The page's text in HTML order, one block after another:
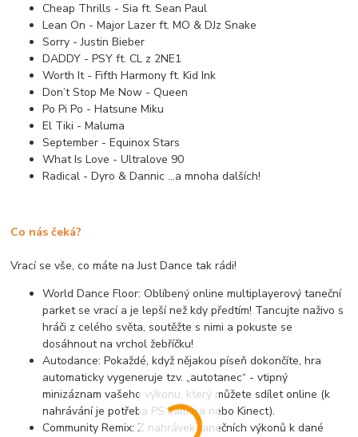
Cheap Thrills - Sia ft. Sean Paul
Lean On - Major Lazer ft. MO & DJz Snake
Sorry - Justin Bieber
DADDY - PSY ft. CL z 2NE1
Worth It - Fifth Harmony ft. Kid Ink
Don’t Stop Me Now - Queen
Po Pi Po - Hatsune Miku
El Tiki - Maluma
September - Equinox Stars
What Is Love - Ultralove 90
Radical - Dyro & Dannic …a mnoha dalších!
Co nás čeká?
Vrací se vše, co máte na Just Dance tak rádi!
World Dance Floor: Oblíbený online multiplayerový taneční
parket se vrací a je lepší než kdy předtím! Tancujte naživo s
hráči z celého světa, soutěžte s nimi a pokuste se
dosáhnout na vrchol žebříčku!
Autodance: Pokaždé, když nějakou píseň dokončíte, hra
automaticky vygeneruje tzv. „autotanec“ - vtipný
minizáznam vašeho výkonu, který můžete sdílet online (k
nahrávání je potřeba PS kamera nebo Kinect).
Community Remix: Z nahrávek tanečních výkonů k dané